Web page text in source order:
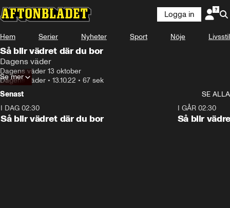
Logga in
Hem Serier Nyheter Sport Nöje Livsstil
Så blir vädret där du bor
Dagens väder
Dagens väder 13 oktober
Dagens väder • 13.10.22 • 67 sek
Se mer
Senast
SE ALLA
I DAG 02:30
Så blir vädret där du bor
I GÅR 02:30
Så blir